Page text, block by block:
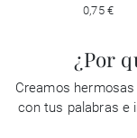
0,75 €
¿Por
Creamos
con tus palabras e